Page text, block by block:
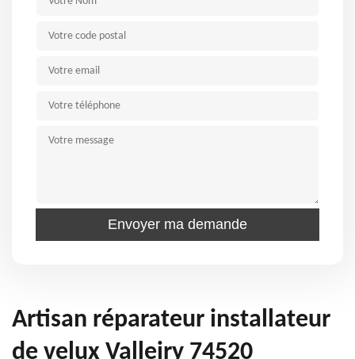
Artisan réparateur installateur
de velux Valleiry 74520